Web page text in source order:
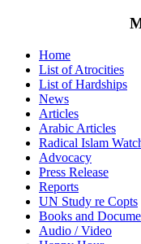
Home
List of Atrocities
List of Hardships
News
Articles
Arabic Articles
Radical Islam
Advocacy
Press Release
Reports
UN Study re Copts
Books and
Audio / Video